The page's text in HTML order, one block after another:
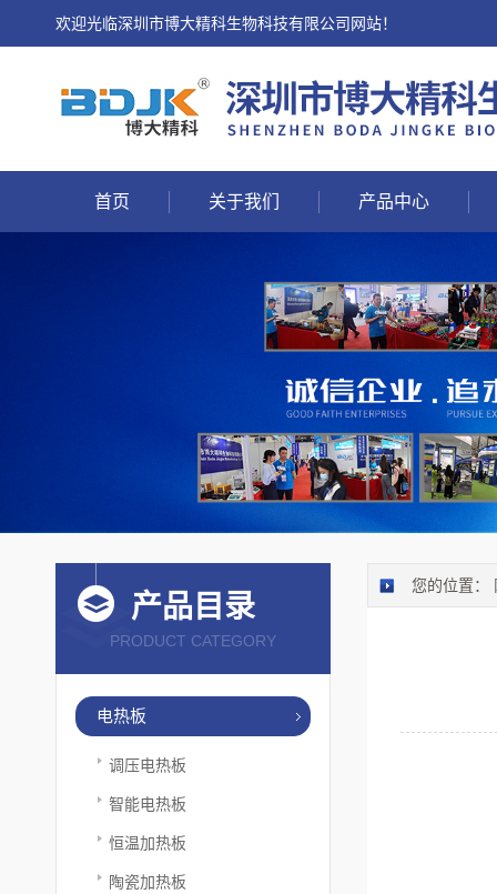
欢迎光临深圳市博大精科生物科技有限公司网站！
首页 关于我们 产品中心
产品目录
PRODUCT CATEGORY
电热板
调压电热板
智能电热板
恒温加热板
陶瓷加热板
您的位置：